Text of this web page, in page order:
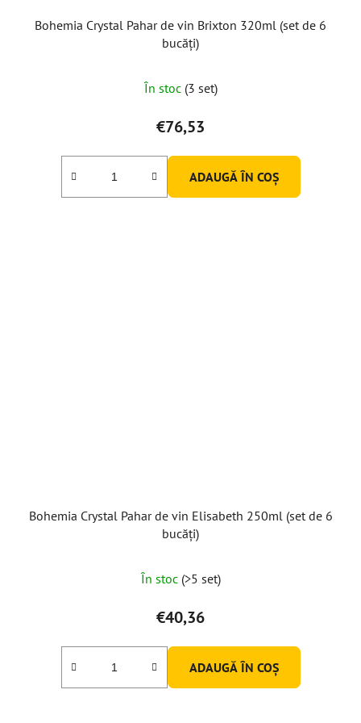
Bohemia Crystal Pahar de vin Brixton 320ml (set de 6
bucăți)
În stoc (3 set)
€76,53
ADAUGĂ ÎN COŞ
Bohemia Crystal Pahar de vin Elisabeth 250ml (set de 6
bucăți)
În stoc (>5 set)
€40,36
ADAUGĂ ÎN COŞ